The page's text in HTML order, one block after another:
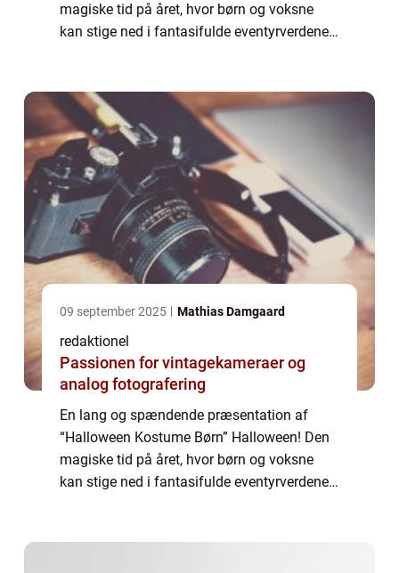
magiske tid på året, hvor børn og voksne
kan stige ned i fantasifulde eventyrverdener,
09 september 2025 Mathias Damgaard
redaktionel
Passionen for vintagekameraer og
analog fotografering
En lang og spændende præsentation af
“Halloween Kostume Børn” Halloween! Den
magiske tid på året, hvor børn og voksne
kan stige ned i fantasifulde eventyrverdener,